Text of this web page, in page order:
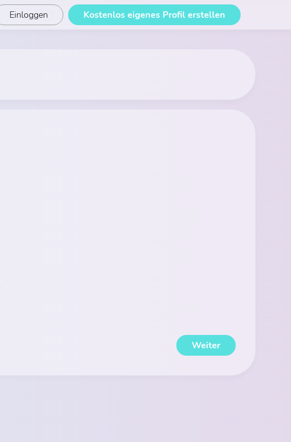
Einloggen Kostenlos eigenes Profil erstellen
Weiter